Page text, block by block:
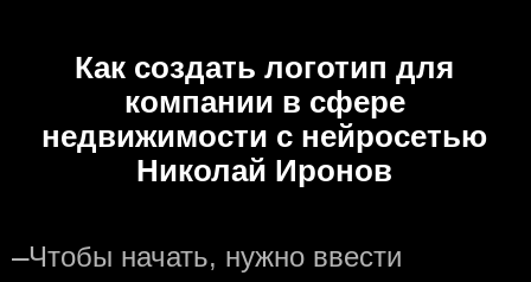
Как создать логотип для
компании в сфере
недвижимости с нейросетью
Николай Иронов
—Чтобы начать, нужно ввести